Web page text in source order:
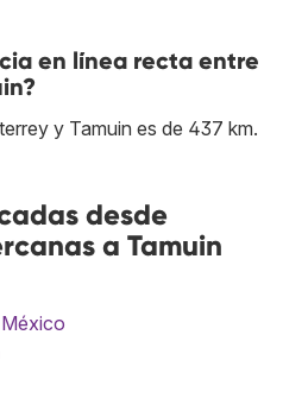
en línea recta entre
y Tamuin es de 437 km.
desde
a Tamuin